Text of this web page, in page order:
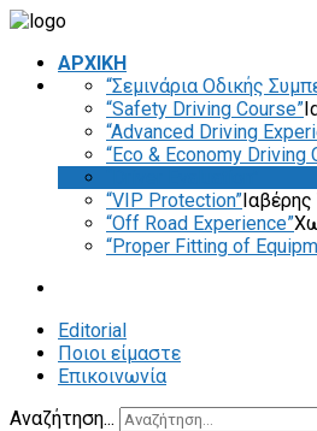
ΑΡΧΙΚΗ
“Σεμινάρια Οδικής
“Safety Driving Course”
“Advanced Driving
“Eco & Economy Driving
“VIP Protection”
“Off Road Experience”
“Proper Fitting of
Editorial
Ποιοι είμαστε
Επικοινωνία
Αναζήτηση...